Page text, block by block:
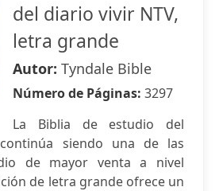
del diario vivir NTV,
letra grande
Autor: Tyndale Bible
Número de Páginas: 3297
La Biblia de estudio del
siendo una de las
de mayor venta a nivel
de letra grande ofrece un